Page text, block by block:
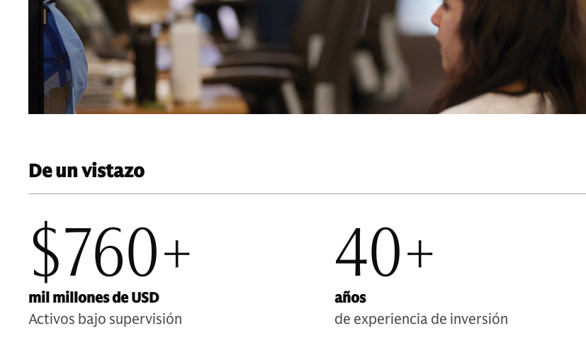
De un vistazo
$760+
mil millones de USD
Activos bajo supervisión
40+
años
de experiencia de inversión